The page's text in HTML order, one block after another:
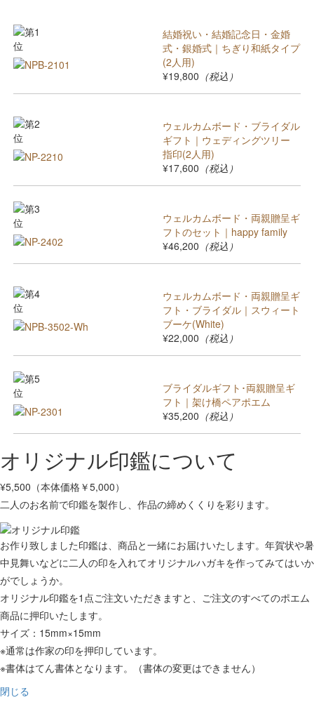
結婚祝い・結婚記念日・金婚
式・銀婚式｜ちぎり和紙タイプ
(2人用)
¥19,800 （税込）
ウェルカムボード・ブライダル
ギフト｜ウェディングツリー
指印(2人用)
¥17,600 （税込）
ウェルカムボード・両親贈呈ギ
フトのセット｜happy family
¥46,200 （税込）
ウェルカムボード・両親贈呈ギ
フト・ブライダル｜スウィート
ブーケ(White)
¥22,000 （税込）
ブライダルギフト･両親贈呈ギ
フト｜架け橋ペアポエム
¥35,200 （税込）
オリジナル印鑑について
¥5,500（本体価格￥5,000）
二人のお名前で印鑑を製作し、作品の締めくくりを彩ります。
お作り致しました印鑑は、商品と一緒にお届けいたします。年賀状や暑
中見舞いなどに二人の印を入れてオリジナルハガキを作ってみてはいか
がでしょうか。
オリジナル印鑑を1点ご注文いただきますと、ご注文のすべてのポエム
商品に押印いたします。
サイズ：15mm×15mm
※通常は作家の印を押印しています。
※書体はてん書体となります。（書体の変更はできません）
閉じる